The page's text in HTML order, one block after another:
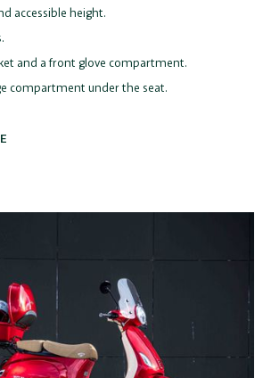
accessible height.
and a front glove compartment.
compartment under the seat.